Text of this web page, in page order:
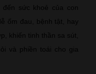
sức khoẻ của con
ốm đau, bệnh tật, hay
khiến tinh thần sa sút,
và phiền toái cho gia